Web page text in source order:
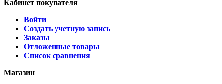
Кабинет покупателя
Войти
Создать учетную запись
Заказы
Отложенные товары
Список сравнения
Магазин